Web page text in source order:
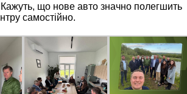
що нове авто значно полегшить
самостійно.